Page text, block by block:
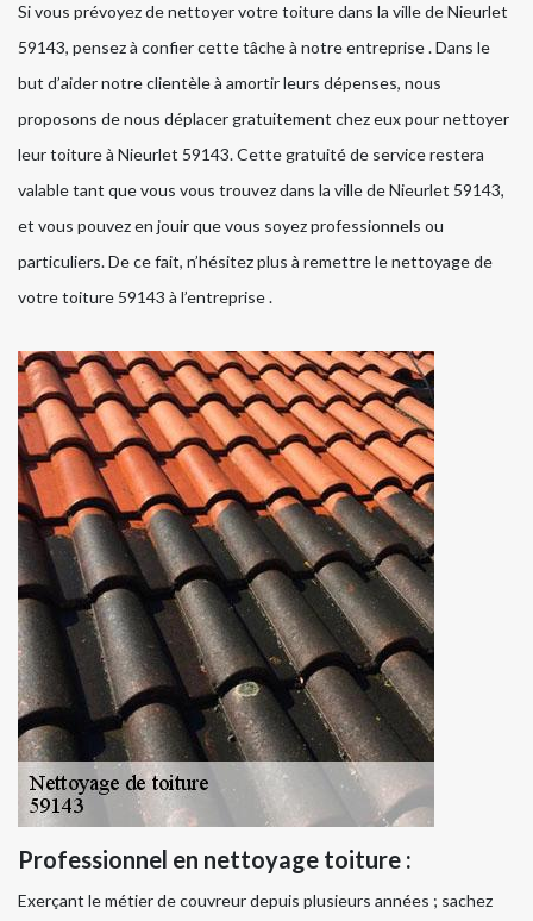
Si vous prévoyez de nettoyer votre toiture dans la ville de Nieurlet
59143, pensez à confier cette tâche à notre entreprise . Dans le
but d’aider notre clientèle à amortir leurs dépenses, nous
proposons de nous déplacer gratuitement chez eux pour nettoyer
leur toiture à Nieurlet 59143. Cette gratuité de service restera
valable tant que vous vous trouvez dans la ville de Nieurlet 59143,
et vous pouvez en jouir que vous soyez professionnels ou
particuliers. De ce fait, n’hésitez plus à remettre le nettoyage de
votre toiture 59143 à l’entreprise .
Professionnel en nettoyage toiture :
Exerçant le métier de couvreur depuis plusieurs années ; sachez